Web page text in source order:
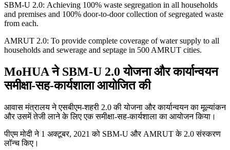
SBM-U 2.0: Achieving 100% waste segregation in all households
and premises and 100% door-to-door collection of segregated waste
from each.
AMRUT 2.0: To provide complete coverage of water supply to all
households and sewerage and septage in 500 AMRUT cities.
MoHUA ने SBM-U 2.0 योजना और कार्यान्वयन
समीक्षा-सह-कार्यशाला आयोजित की
आवास मंत्रालय ने एसबीएम-शहरी 2.0 की योजना और कार्यान्वयन का मूल्यांकन
और उसमें तेजी लाने के लिए एक समीक्षा-सह-कार्यशाला का आयोजन किया।
पीएम मोदी ने 1 अक्टूबर, 2021 को SBM-U और AMRUT के 2.0 संस्करण
लॉन्च किए।